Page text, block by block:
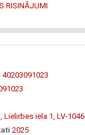
RISINĀJUMI
40203091023
Lielirbes iela 1, LV-1046
2025